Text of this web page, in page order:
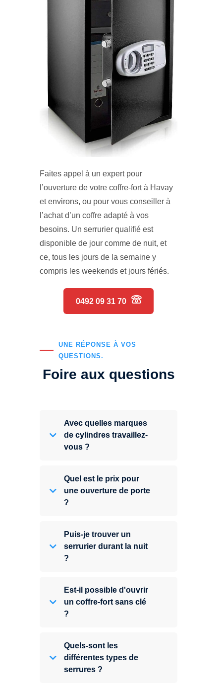
Faites appel à un expert pour
l’ouverture de votre coffre-fort à Havay
et environs, ou pour vous conseiller à
l’achat d’un coffre adapté à vos
besoins. Un serrurier qualifié est
disponible de jour comme de nuit, et
ce, tous les jours de la semaine y
compris les weekends et jours fériés.
0492 09 31 70
UNE RÉPONSE À VOS
QUESTIONS.
Foire aux questions
Avec quelles marques
de cylindres travaillez-
vous ?
Quel est le prix pour
une ouverture de porte
?
Puis-je trouver un
serrurier durant la nuit
?
Est-il possible d'ouvrir
un coffre-fort sans clé
?
Quels-sont les
différentes types de
serrures ?